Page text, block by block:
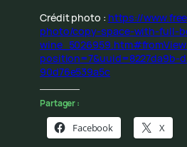
Crédit photo : https://
photo/copy-space-with-full-
position=7&uuid=8227da9b-
90d76e539a5c
Partager :
Facebook X